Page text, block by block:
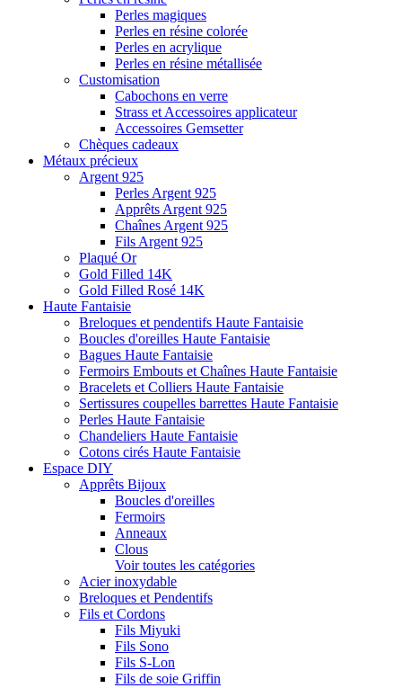
Perles magiques
Perles en résine colorée
Perles en acrylique
Perles en résine métallisée
Customisation
Cabochons en verre
Strass et Accessoires applicateur
Accessoires Gemsetter
Chèques cadeaux
Métaux précieux
Argent 925
Perles Argent 925
Apprêts Argent 925
Chaînes Argent 925
Fils Argent 925
Plaqué Or
Gold Filled 14K
Gold Filled Rosé 14K
Haute Fantaisie
Breloques et pendentifs Haute Fantaisie
Boucles d'oreilles Haute Fantaisie
Bagues Haute Fantaisie
Fermoirs Embouts et Chaînes Haute Fantaisie
Bracelets et Colliers Haute Fantaisie
Sertissures coupelles barrettes Haute Fantaisie
Perles Haute Fantaisie
Chandeliers Haute Fantaisie
Cotons cirés Haute Fantaisie
Espace DIY
Apprêts Bijoux
Boucles d'oreilles
Fermoirs
Anneaux
Clous
Voir toutes les catégories
Acier inoxydable
Breloques et Pendentifs
Fils et Cordons
Fils Miyuki
Fils Sono
Fils S-Lon
Fils de soie Griffin